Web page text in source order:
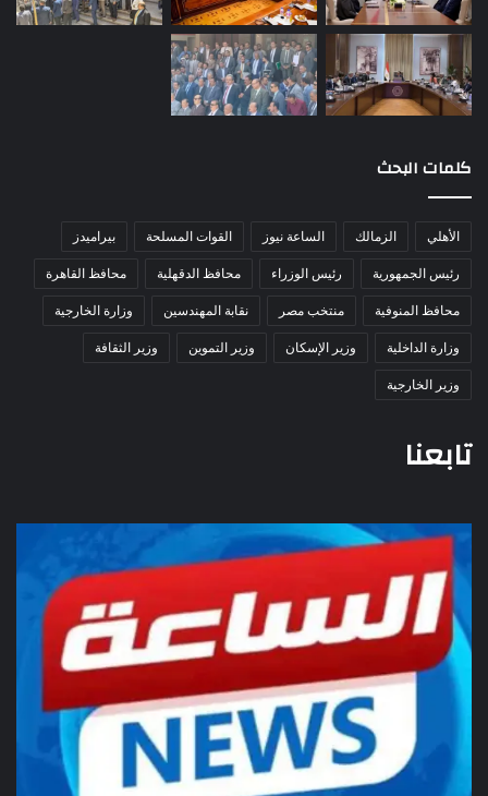
كلمات البحث
الأهلي الزمالك الساعة نيوز القوات المسلحة
بيراميدز
رئيس الجمهورية
رئيس الوزراء محافظ الدقهلية
محافظ القاهرة
محافظ المنوفية
منتخب مصر نقابة المهندسين
وزارة الخارجية
وزارة الداخلية
وزير الإسكان وزير التموين
وزير الثقافة
وزير الخارجية
تابعنا